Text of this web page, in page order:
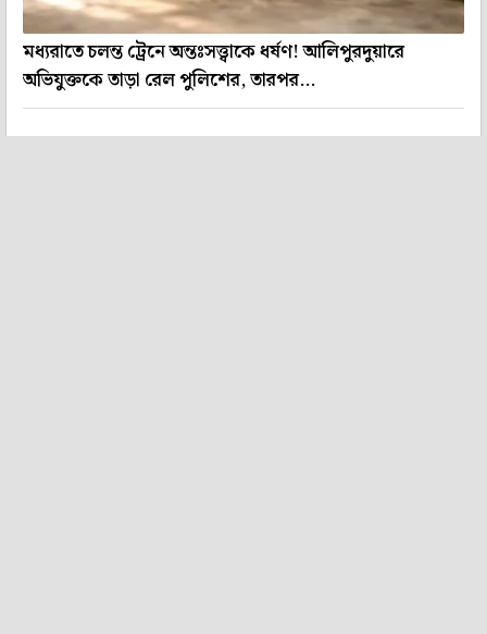
মধ্যরাতে চলন্ত ট্রেনে অন্তঃসত্ত্বাকে ধর্ষণ! আলিপুরদুয়ারে
অভিযুক্তকে তাড়া রেল পুলিশের, তারপর...